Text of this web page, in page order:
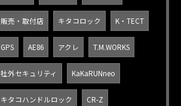
販売・取付店 キタコロック K・TECT
GPS AE86 アクレ T.M.WORKS
社外セキュリティ KaKaRUNneo
キタコハンドルロック CR-Z